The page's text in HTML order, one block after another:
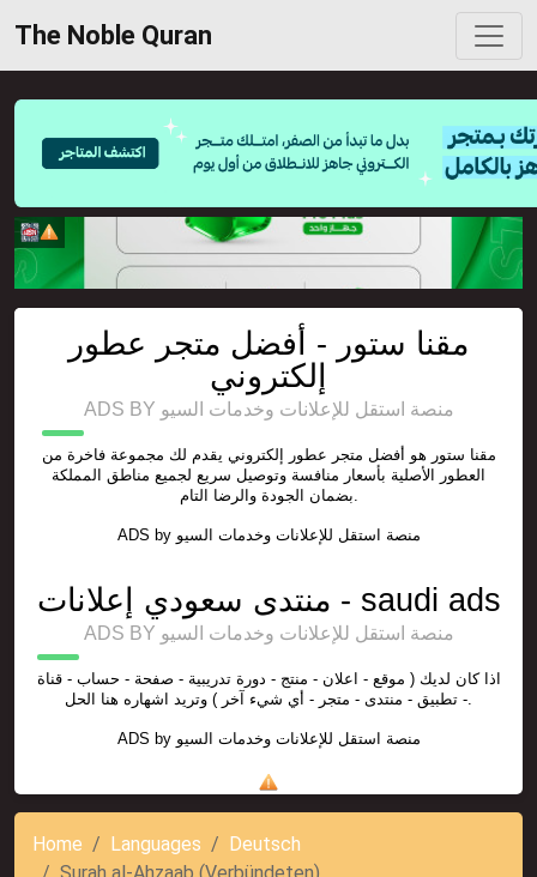
The Noble Quran
مقنا ستور - أفضل متجر عطور
إلكتروني
ADS BY منصة استقل للإعلانات وخدمات السيو
مقنا ستور هو أفضل متجر عطور إلكتروني يقدم لك مجموعة فاخرة من
العطور الأصلية بأسعار منافسة وتوصيل سريع لجميع مناطق المملكة
بضمان الجودة والرضا التام.
ADS by منصة استقل للإعلانات وخدمات السيو
منتدى سعودي إعلانات - saudi ads
ADS BY منصة استقل للإعلانات وخدمات السيو
اذا كان لديك ( موقع - اعلان - منتج - دورة تدريبية - صفحة - حساب - قناة
- تطبيق - منتدى - متجر - أي شيء آخر ) وتريد اشهاره هنا الحل.
ADS by منصة استقل للإعلانات وخدمات السيو
Home Languages
Deutsch